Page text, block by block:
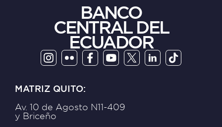
BANCO
CENTRAL DEL
ECUADOR
MATRIZ QUITO:
Av. 10 de Agosto N11-409
y Briceño